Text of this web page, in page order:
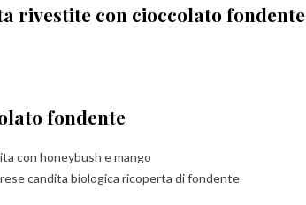
rivestite con cioccolato fondente
fondente
con honeybush e mango
candita biologica ricoperta di fondente